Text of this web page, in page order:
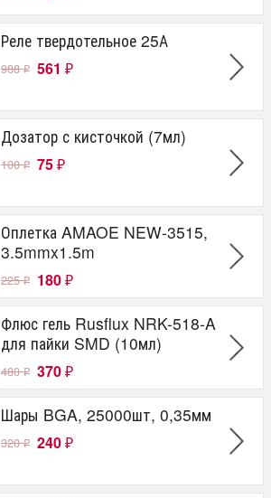
Реле твердотельное 25А
988₽ 561 ₽
Дозатор с кисточкой (7мл)
100₽ 75 ₽
Оплетка AMAOE NEW-3515,
3.5mmx1.5m
225₽ 180 ₽
Флюс гель Rusflux NRK-518-A
для пайки SMD (10мл)
480₽ 370 ₽
Шары BGA, 25000шт, 0,35мм
320₽ 240 ₽